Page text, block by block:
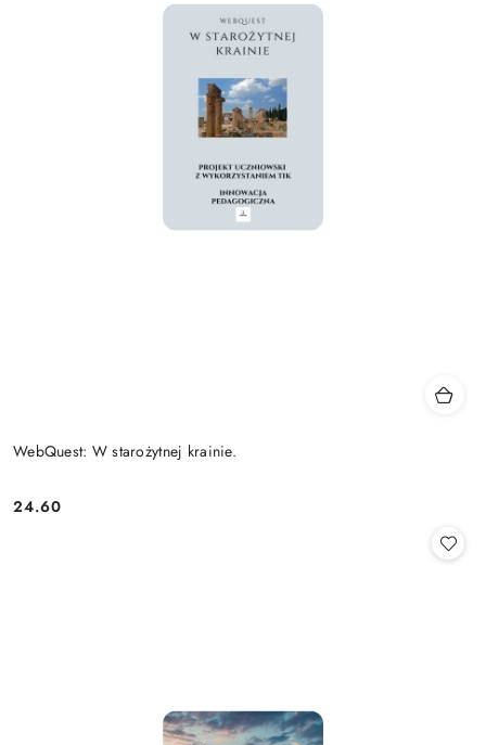
WebQuest: W starożytnej krainie.
Cena:
24.60